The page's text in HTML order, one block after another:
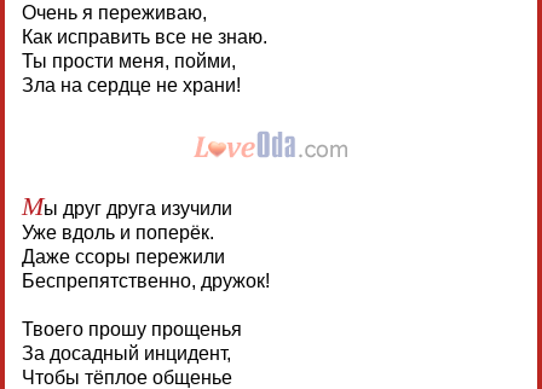
Очень я переживаю,
Как исправить все не знаю.
Ты прости меня, пойми,
Зла на сердце не храни!
Мы друг друга изучили
Уже вдоль и поперёк.
Даже ссоры пережили
Беспрепятственно, дружок!
Твоего прошу прощенья
За досадный инцидент,
Чтобы тёплое общенье